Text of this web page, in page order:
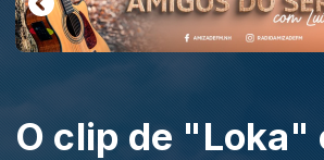
O clip de "Loka"